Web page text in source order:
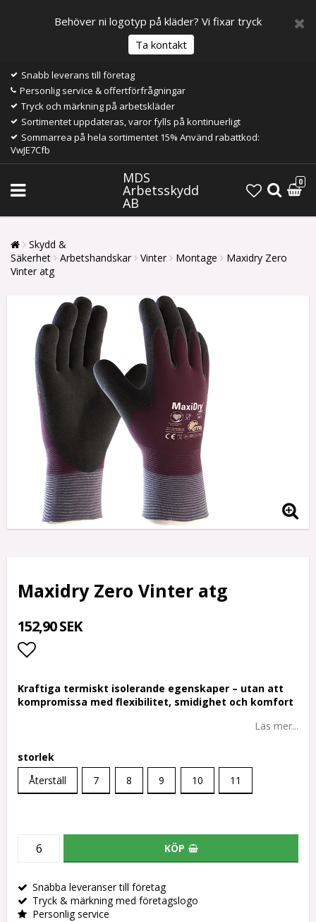
Behöver ni logotyp på kläder? Vi fixar tryck
Ta kontakt
Snabb leverans till företag
Personlig service & offertförfrågningar
Tryck och märkning på arbetskläder
Sortimentet uppdateras, varor fylls på kontinuerligt
Sommarrea på hela sortimentet 15% Använd rabattkod:
VwJE7Cfb
MDS
Arbetsskydd
AB
0
Skydd &
Säkerhet
Arbetshandskar Vinter Montage
Maxidry Zero
Vinter atg
Maxidry Zero Vinter atg
152,90 SEK
Kraftiga termiskt isolerande egenskaper – utan att
kompromissa med flexibilitet, smidighet och komfort
Läs mer...
storlek
Återställ
7 8 9 10 11
KÖP
Snabba leveranser till företag
Tryck & märkning med företagslogo
Personlig service